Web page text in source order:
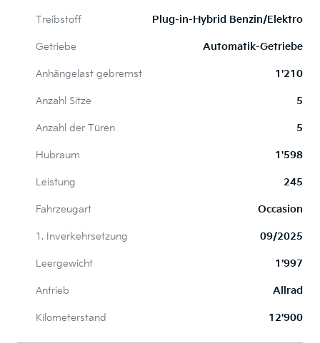
Treibstoff Plug-in-Hybrid Benzin/Elektro
Getriebe Automatik-Getriebe
Anhängelast gebremst 1'210
Anzahl Sitze 5
Anzahl der Türen 5
Hubraum 1'598
Leistung 245
Fahrzeugart Occasion
1. Inverkehrsetzung 09/2025
Leergewicht 1'997
Antrieb Allrad
Kilometerstand 12'900